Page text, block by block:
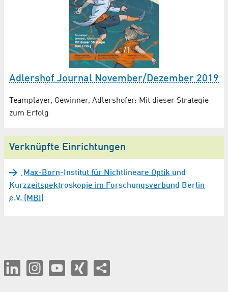
Adlershof Journal November/Dezember 2019
Teamplayer, Gewinner, Adlershofer: Mit dieser Strategie
zum Erfolg
Verknüpfte Einrichtungen
Max-Born-Institut für Nichtlineare Optik und
Kurzzeitspektroskopie im Forschungsverbund Berlin
e.V. (MBI)